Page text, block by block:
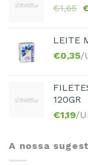
€1,65
LEITE
€0,35/
120GR
€1,19/
A nossa